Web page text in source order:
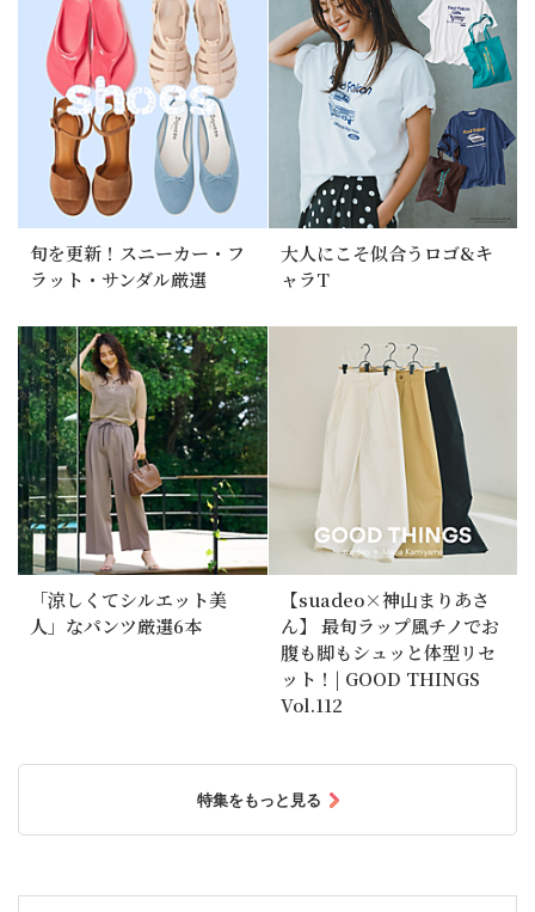
旬を更新！スニーカー・フ
ラット・サンダル厳選
大人にこそ似合うロゴ&キ
ャラT
「涼しくてシルエット美
人」なパンツ厳選6本
【suadeo×神山まりあさ
ん】 最旬ラップ風チノでお
腹も脚もシュッと体型リセ
ット！| GOOD THINGS
Vol.112
特集をもっと見る